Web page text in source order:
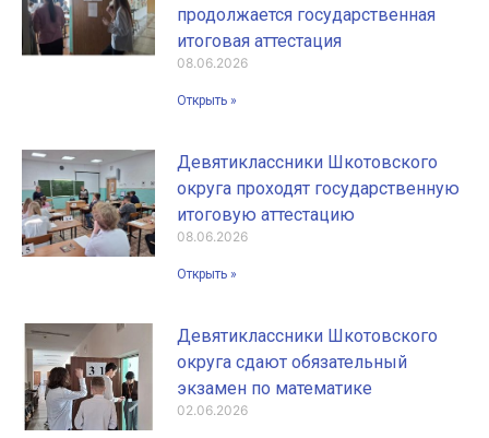
продолжается государственная
итоговая аттестация
08.06.2026
Открыть »
Девятиклассники Шкотовского
округа проходят государственную
итоговую аттестацию
08.06.2026
Открыть »
Девятиклассники Шкотовского
округа сдают обязательный
экзамен по математике
02.06.2026